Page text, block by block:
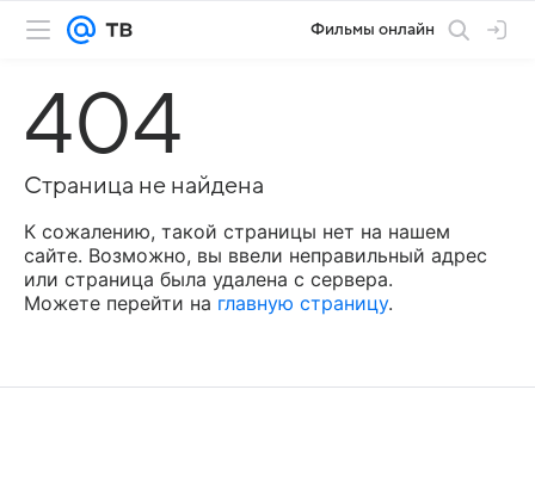
Фильмы онлайн
404
Страница не найдена
К сожалению, такой страницы нет на нашем
сайте. Возможно, вы ввели неправильный адрес
или страница была удалена с сервера.
Можете перейти на главную страницу.